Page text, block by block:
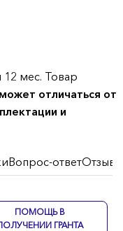
мес. Товар
отличаться от
и
Вопрос-ответОтзывы
ПОМОЩЬ В
ГРАНТА